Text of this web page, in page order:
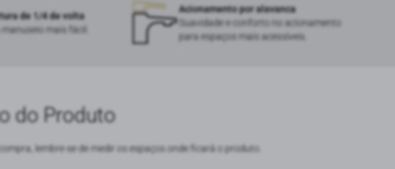
de 1/4 de volta
manuseio mais fácil.
Acionamento por alavanca
Suavidade e conforto no acionamento
para espaços mais acessíveis.
do Produto
lembre-se de medir os espaços onde ficará o produto.